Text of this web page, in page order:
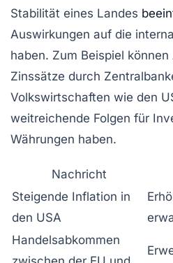
Stabilität eines Landes
Auswirkungen auf die
haben. Zum Beispiel
Zinssätze durch
Volkswirtschaften wie den
weitreichende Folgen für
Währungen haben.
Nachricht
Steigende Inflation in
den USA
Handelsabkommen